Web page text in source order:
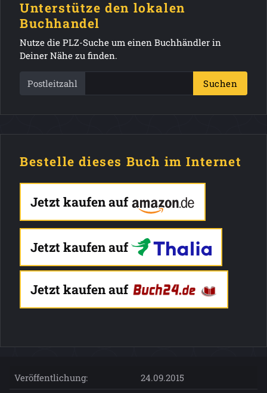
Unterstütze den lokalen
Buchhandel
Nutze die PLZ-Suche um einen Buchhändler in
Deiner Nähe zu finden.
Postleitzahl Suchen
Bestelle dieses Buch im Internet
Jetzt kaufen auf
Jetzt kaufen auf
Jetzt kaufen auf
Veröffentlichung:
24.09.2015